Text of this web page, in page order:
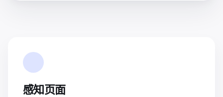
感知页面